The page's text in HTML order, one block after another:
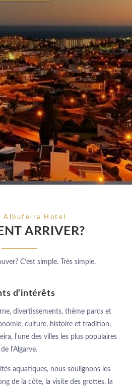
Albufeira Hotel
ARRIVER?
C’est simple. Très simple.
d'intérêts
divertissements, thème parcs et
culture, histoire et tradition,
l'une des villes les plus populaires
de l'Algarve.
aquatiques, nous soulignons les
de la côte, la visite des grottes, la